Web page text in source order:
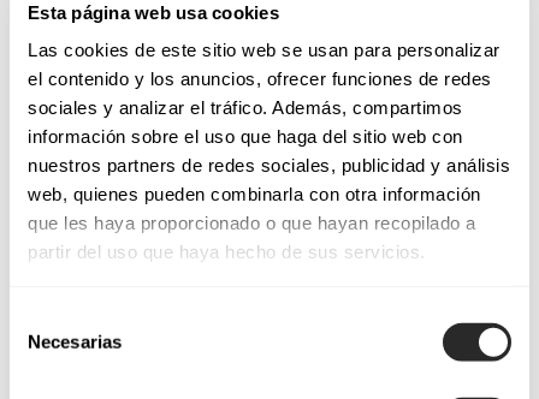
Esta página web usa cookies
Las cookies de este sitio web se usan para personalizar
el contenido y los anuncios, ofrecer funciones de redes
sociales y analizar el tráfico. Además, compartimos
información sobre el uso que haga del sitio web con
nuestros partners de redes sociales, publicidad y análisis
web, quienes pueden combinarla con otra información
que les haya proporcionado o que hayan recopilado a
partir del uso que haya hecho de sus servicios.
Necesarias